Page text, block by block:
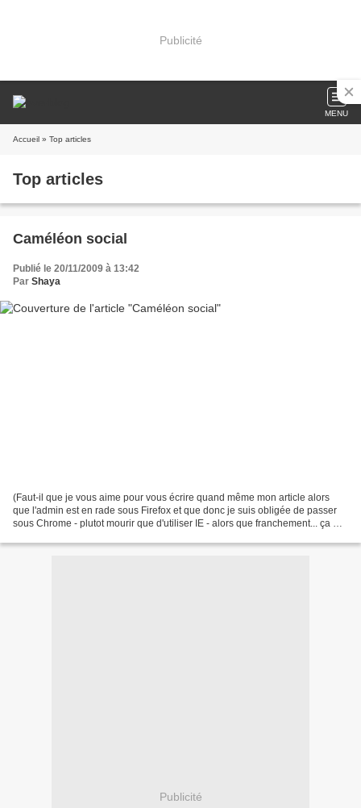
Publicité
MENU
Accueil » Top articles
Top articles
Caméléon social
Publié le 20/11/2009 à 13:42
Par Shaya
(Faut-il que je vous aime pour vous écrire quand même mon article alors
que l'admin est en rade sous Firefox et que donc je suis obligée de passer
sous Chrome - plutot mourir que d'utiliser IE - alors que franchement... ça me
Publicité